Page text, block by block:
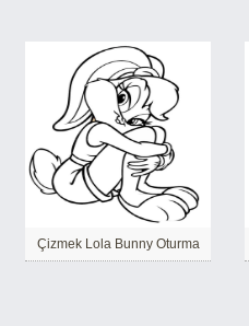
Çizmek Lola Bunny Oturma